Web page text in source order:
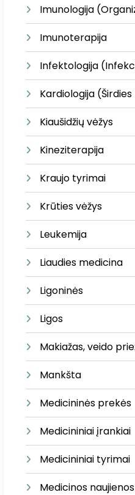
Imunologija
Imunoterapija
Infektologija
Kardiologija
Kiaušidžių vėžys
Kineziterapija
Kraujo tyrimai
Krūties vėžys
Leukemija
Liaudies medicina
Ligoninės
Ligos
Makiažas, veido
Mankšta
Medicininės prekės
Medicininiai įrankiai
Medicininiai tyrimai
Medicinos naujienos